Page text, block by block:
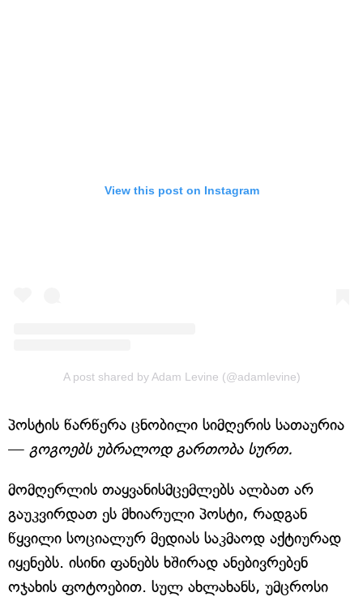
View this post on Instagram
A post shared by Adam Levine (@adamlevine)
პოსტის წარწერა ცნობილი სიმღერის სათაურია
— გოგოებს უბრალოდ გართობა სურთ.
მომღერლის თაყვანისმცემლებს ალბათ არ
გაუკვირდათ ეს მხიარული პოსტი, რადგან
წყვილი სოციალურ მედიას საკმაოდ აქტიურად
იყენებს. ისინი ფანებს ხშირად ანებივრებენ
ოჯახის ფოტოებით. სულ ახლახანს, უმცროსი